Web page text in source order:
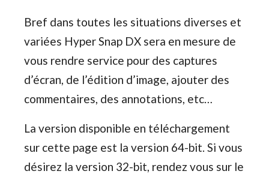
Bref dans toutes les situations diverses et
variées Hyper Snap DX sera en mesure de
vous rendre service pour des captures
d’écran, de l’édition d’image, ajouter des
commentaires, des annotations, etc…
La version disponible en téléchargement
sur cette page est la version 64-bit. Si vous
désirez la version 32-bit, rendez vous sur le